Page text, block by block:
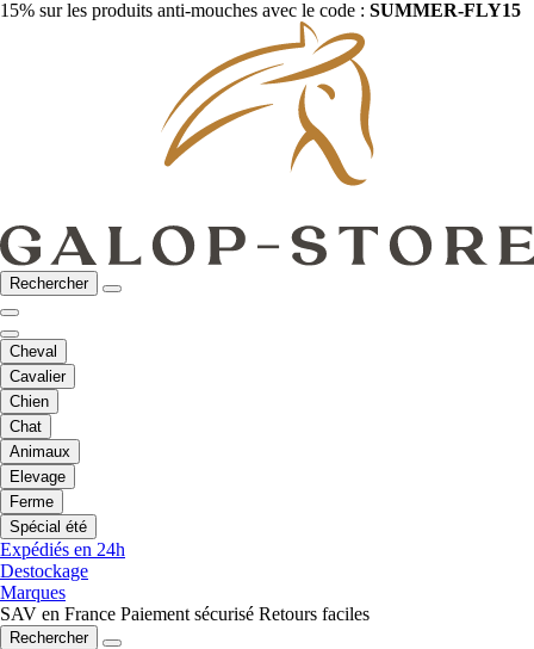
15% sur les produits anti-mouches avec le code : SUMMER-FLY15
Rechercher
Cheval
Cavalier
Chien
Chat
Animaux
Elevage
Ferme
Spécial été
Expédiés en 24h
Destockage
Marques
SAV en France Paiement sécurisé Retours faciles
Rechercher